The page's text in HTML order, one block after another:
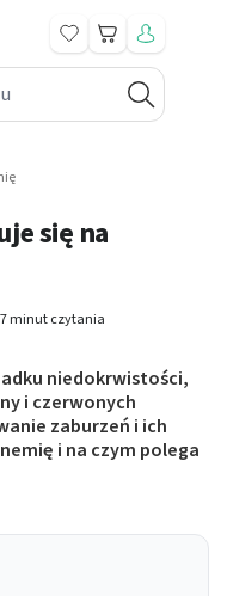
Koszyk
się na
minut czytania
niedokrwistości,
i czerwonych
zaburzeń i ich
i na czym polega